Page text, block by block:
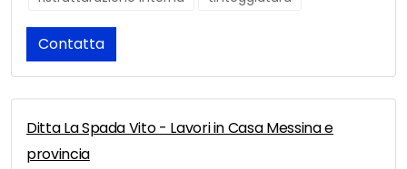
Contatta
Ditta La Spada Vito - Lavori in Casa Messina e
provincia